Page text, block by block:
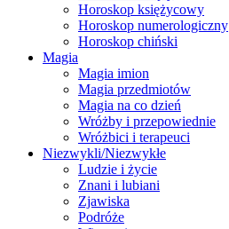
Horoskop księżycowy
Horoskop numerologiczny
Horoskop chiński
Magia
Magia imion
Magia przedmiotów
Magia na co dzień
Wróżby i przepowiednie
Wróżbici i terapeuci
Niezwykli/Niezwykłe
Ludzie i życie
Znani i lubiani
Zjawiska
Podróże